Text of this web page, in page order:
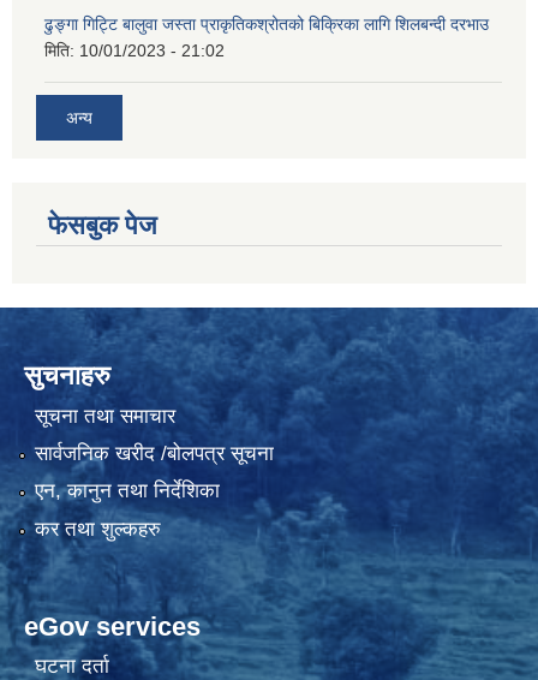
ढुङ्गा गिट्टि बालुवा जस्ता प्राकृतिकश्रोतको बिक्रिका लागि शिलबन्दी दरभाउ
मिति: 10/01/2023 - 21:02
अन्य
फेसबुक पेज
सुचनाहरु
सूचना तथा समाचार
सार्वजनिक खरीद /बोलपत्र सूचना
एन, कानुन तथा निर्देशिका
कर तथा शुल्कहरु
eGov services
घटना दर्ता